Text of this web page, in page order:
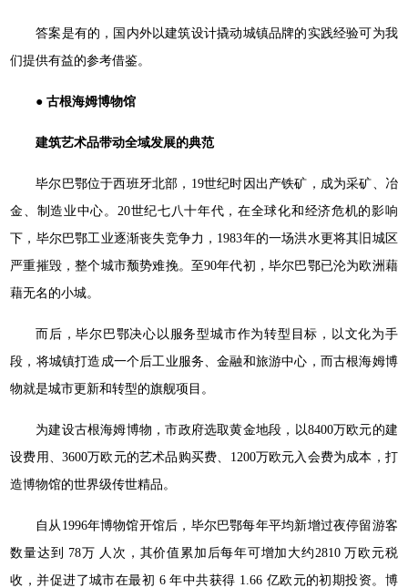
答案是有的，国内外以建筑设计撬动城镇品牌的实践经验可为我
们提供有益的参考借鉴。
● 古根海姆博物馆
建筑艺术品带动全域发展的典范
毕尔巴鄂位于西班牙北部，19世纪时因出产铁矿，成为采矿、冶
金、制造业中心。20世纪七八十年代，在全球化和经济危机的影响
下，毕尔巴鄂工业逐渐丧失竞争力，1983年的一场洪水更将其旧城区
严重摧毁，整个城市颓势难挽。至90年代初，毕尔巴鄂已沦为欧洲藉
藉无名的小城。
而后，毕尔巴鄂决心以服务型城市作为转型目标，以文化为手
段，将城镇打造成一个后工业服务、金融和旅游中心，而古根海姆博
物就是城市更新和转型的旗舰项目。
为建设古根海姆博物，市政府选取黄金地段，以8400万欧元的建
设费用、3600万欧元的艺术品购买费、1200万欧元入会费为成本，打
造博物馆的世界级传世精品。
自从1996年博物馆开馆后，毕尔巴鄂每年平均新增过夜停留游客
数量达到 78万 人次，其价值累加后每年可增加大约2810 万欧元税
收，并促进了城市在最初 6 年中共获得 1.66 亿欧元的初期投资。博